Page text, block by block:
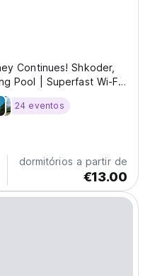
Continues! Shkoder,
Pool | Superfast Wi-Fi
| Global Community
and just as wild!
24 eventos
dormitórios a partir de
€13.00